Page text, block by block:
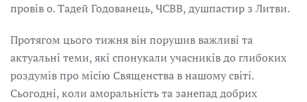
провів о. Тадей Годованець, ЧСВВ, душпастир з Литви.
Протягом цього тижня він порушив важливі та
актуальні теми, які спонукали учасників до глибоких
роздумів про місію Священства в нашому світі.
Сьогодні, коли аморальність та занепад добрих